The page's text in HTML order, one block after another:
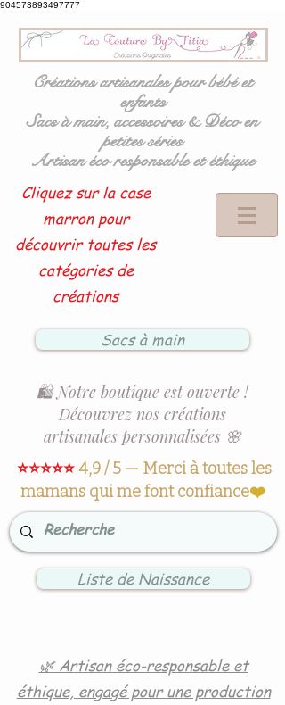
904573893497777
Créations artisanales pour bébé et
enfants
Sacs à main, accessoires & Déco en
petites séries
Artisan éco responsable et éthique
Cliquez sur la case
marron pour
découvrir toutes les
catégories de
créations
Sacs à main
🛍️ Notre boutique est ouverte !
Découvrez nos créations
artisanales personnalisées 🌸
⭐⭐⭐⭐⭐4,9 / 5 — Merci à toutes les
mamans qui me font confiance❤️
Liste de Naissance
🌿 Artisan éco-responsable et
éthique, engagé pour une production